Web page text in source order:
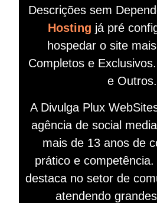
Descrições sem
Hosting já pré
hospedar o site
Completos e
e Outros.
A Divulga Plux
agência de social
mais de 13 anos de
prático e
destaca no setor de
atendendo